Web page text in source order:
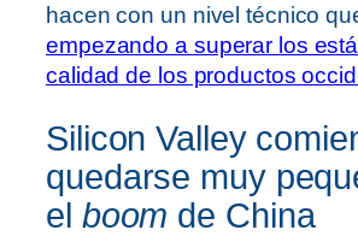
hacen con un nivel técnico
empezando a superar los
calidad de los productos
Silicon Valley
quedarse muy
el boom de China